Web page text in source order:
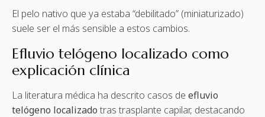
El pelo nativo que ya estaba “debilitado” (miniaturizado)
suele ser el más sensible a estos cambios.
Efluvio telógeno localizado como
explicación clínica
La literatura médica ha descrito casos de efluvio
telógeno localizadotras trasplante capilar, destacando